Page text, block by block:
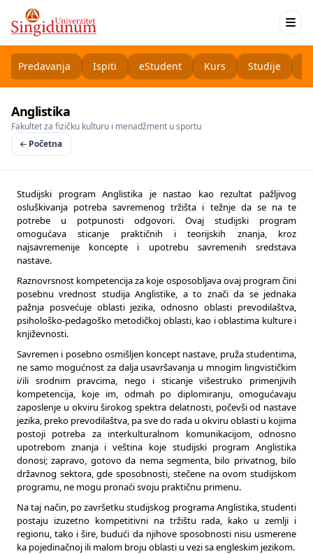
Predavanja Ispiti eStudent Kurs Studije
Anglistika
Fakultet za fizičku kulturu i menadžment u sportu
Početna
Studijski program Anglistika je nastao kao rezultat pažljivog
osluškivanja potreba savremenog tržišta i težnje da se na te
potrebe u potpunosti odgovori. Ovaj studijski program
omogućava sticanje praktičnih i teorijskih znanja, kroz
najsavremenije koncepte i upotrebu savremenih sredstava
nastave.
Raznovrsnost kompetencija za koje osposobljava ovaj program čini
posebnu vrednost studija Anglistike, a to znači da se jednaka
pažnja posvećuje oblasti jezika, odnosno oblasti prevodilaštva,
psihološko-pedagoško metodičkoj oblasti, kao i oblastima kulture i
književnosti.
Savremen i posebno osmišljen koncept nastave, pruža studentima,
ne samo mogućnost za dalja usavršavanja u mnogim lingvističkim
i/ili srodnim pravcima, nego i sticanje višestruko primenjivih
kompetencija, koje im, odmah po diplomiranju, omogućavaju
zaposlenje u okviru širokog spektra delatnosti, počevši od nastave
jezika, preko prevodilaštva, pa sve do rada u okviru oblasti u kojima
postoji potreba za interkulturalnom komunikacijom, odnosno
upotrebom znanja i veština koje studijski program Anglistika
donosi; zapravo, gotovo da nema segmenta, bilo privatnog, bilo
državnog sektora, gde sposobnosti, stečene na ovom studijskom
programu, ne mogu pronaći svoju praktičnu primenu.
Na taj način, po završetku studijskog programa Anglistika, studenti
postaju izuzetno kompetitivni na tržištu rada, kako u zemlji i
regionu, tako i šire, budući da njihove sposobnosti nisu usmerene
ka pojedinačnoj ili malom broju oblasti u vezi sa engleskim jezikom.